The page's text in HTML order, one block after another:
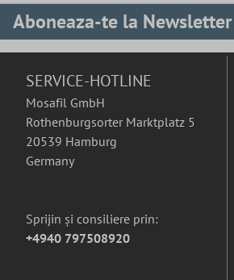
Aboneaza-te la Newsletter
SERVICE-HOTLINE
Mosafil GmbH
Rothenburgsorter Marktplatz 5
20539 Hamburg
Germany
Sprijin și consiliere prin:
+4940 797508920